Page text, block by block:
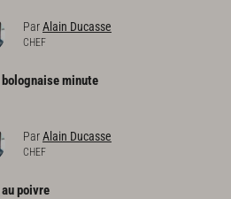
ParAlain Ducasse
CHEF
bolognaiseminute
ParAlain Ducasse
CHEF
aupoivre